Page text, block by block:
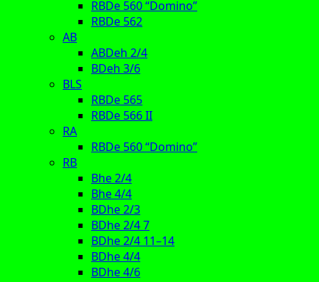
RBDe 560 “Domino”
RBDe 562
AB
ABDeh 2/4
BDeh 3/6
BLS
RBDe 565
RBDe 566 II
RA
RBDe 560 “Domino”
RB
Bhe 2/4
Bhe 4/4
BDhe 2/3
BDhe 2/4 7
BDhe 2/4 11–14
BDhe 4/4
BDhe 4/6